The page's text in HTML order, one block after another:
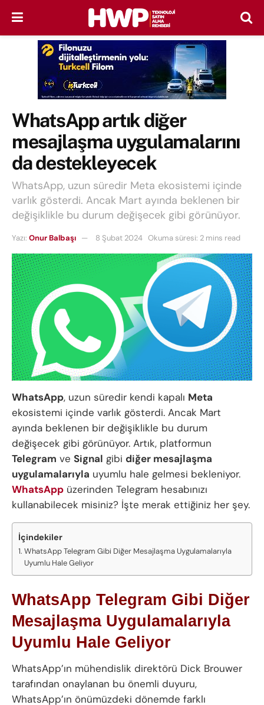
WhatsApp artık diğer
mesajlaşma uygulamalarını
da destekleyecek
WhatsApp, uzun süredir Meta ekosistemi içinde
varlık gösterdi. Ancak Mart ayında beklenen bir
değişiklikle bu durum değişecek gibi görünüyor.
Yazı: Onur Balbaşı 8 Şubat 2024 Okuma süresi: 2 mins read
WhatsApp, uzun süredir kendi kapalı Meta
ekosistemi içinde varlık gösterdi. Ancak Mart
ayında beklenen bir değişiklikle bu durum
değişecek gibi görünüyor. Artık, platformun
Telegram ve Signal gibi diğer mesajlaşma
uygulamalarıyla uyumlu hale gelmesi bekleniyor.
WhatsApp üzerinden Telegram hesabınızı
kullanabilecek misiniz? İşte merak ettiğiniz her şey.
İçindekiler
WhatsApp Telegram Gibi Diğer Mesajlaşma Uygulamalarıyla
Uyumlu Hale Geliyor
WhatsApp Telegram Gibi Diğer
Mesajlaşma Uygulamalarıyla
Uyumlu Hale Geliyor
WhatsApp’ın mühendislik direktörü Dick Brouwer
tarafından onaylanan bu önemli duyuru,
WhatsApp’ın önümüzdeki dönemde farklı